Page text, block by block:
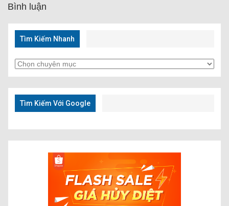
Bình luận
Tìm Kiếm Nhanh
Tìm
Kiếm
Nhanh
Tìm Kiếm Với Google